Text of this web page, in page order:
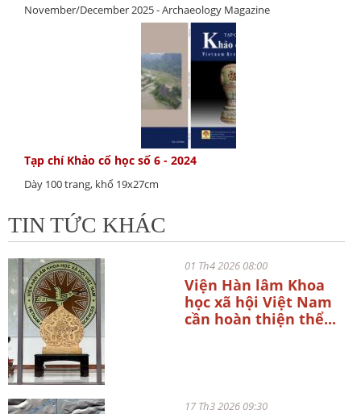
November/December 2025 - Archaeology Magazine
Tạp chí Khảo cổ học số 6 - 2024
Dày 100 trang, khổ 19x27cm
TIN TỨC KHÁC
01 Th4 2026 08:00
Viện Hàn lâm Khoa
học xã hội Việt Nam
cần hoàn thiện thể...
17 Th3 2026 09:30